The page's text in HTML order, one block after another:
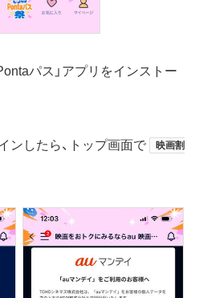
パス」アプリをインストー
ンしたら、トップ画面で 映画割